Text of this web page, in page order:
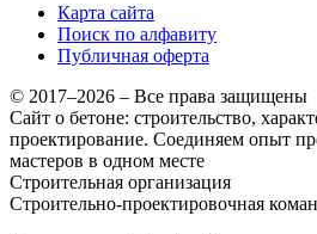
Карта сайта
Поиск по алфавиту
Публичная оферта
© 2017–2026 – Все права защищены
Сайт о бетоне: строительство,
проектирование. Соединяем опыт
мастеров в одном месте
Строительная организация
Строительно-проектировочная